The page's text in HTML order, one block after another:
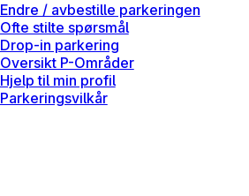
Endre / avbestille parkeringen
Ofte stilte spørsmål
Drop-in parkering
Oversikt P-Områder
Hjelp til min profil
Parkeringsvilkår